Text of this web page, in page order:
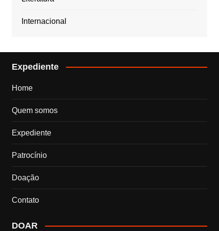
Internacional
Expediente
Home
Quem somos
Expediente
Patrocínio
Doação
Contato
DOAR